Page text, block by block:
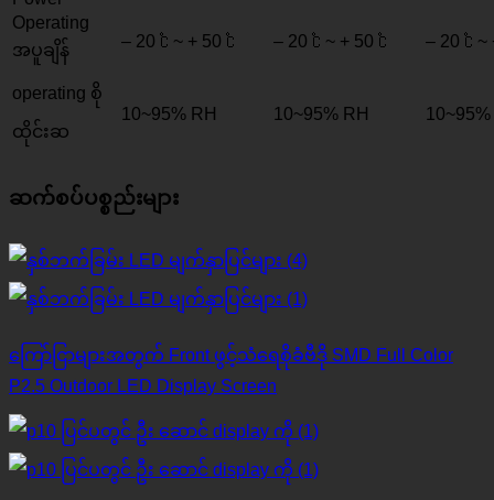
Operating
အပူချိန်
– 20 ℃ ~ + 50 ℃ – 20 ℃ ~ + 50 ℃ – 20 ℃ ~
operating စို
ထိုင်းဆ
10~95% RH 10~95% RH 10
ဆက်စပ်ပစ္စည်းများ
ကြော်ငြာများအတွက် Front ဖွင့်သံရေစိုခံဗီဒို SMD Full Color
P2.5 Outdoor LED Display Screen